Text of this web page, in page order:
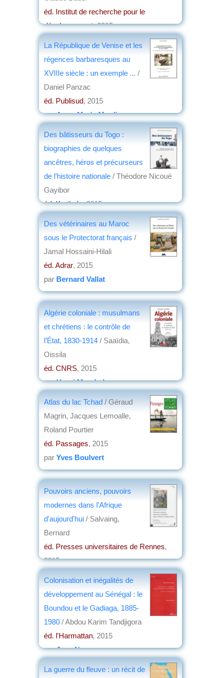
éd. Institut de recherche pour le
développement, 2015
La République de Venise et les
régences barbaresques au
XVIIIe siècle : un exemple ... /
Daniel Panzac
éd. Publisud, 2015
parAnne-Marie Moulin
Des bâtisseurs du Togo :
biographies de quelques
ancêtres, héros et précurseurs
de l’histoire nationale / Théodore Nicoué
Gayibor
éd. Karthala, 2015
Des vétérinaires au Maroc
sous le Protectorat français /
Jamal Hossaini-Hilali
éd. Adrar, 2015
par Bernard Vallat
Algérie coloniale : musulmans
et chrétiens : le contrôle de
l’État, 1830-1914 / Saaïdia,
Oissila
éd. CNRS, 2015
parHenri Marchal
Atlas du lac Tchad / Géraud
Magrin, Jacques Lemoalle,
Roland Pourtier
éd. Passages, 2015
par Yves Boulvert
Pouvoirs anciens, pouvoirs
modernes dans l'Afrique
d'aujourd'hui / Salvaing,
Bernard
éd. Presses universitaires de Rennes,
2015
Colonisation et inégalités de
développement au Sénégal : le
Boundou et le Gadiaga, 1885-
1980 / Abdou Karim Tandjigora
éd. l'Harmattan, 2015
parJean Nemo
La guerre du fleuve : un récit de